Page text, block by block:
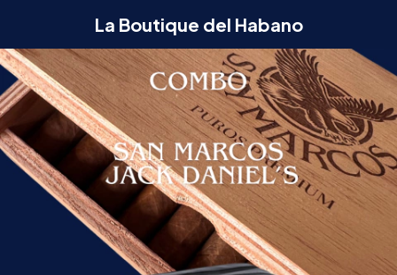
La Boutique del Habano